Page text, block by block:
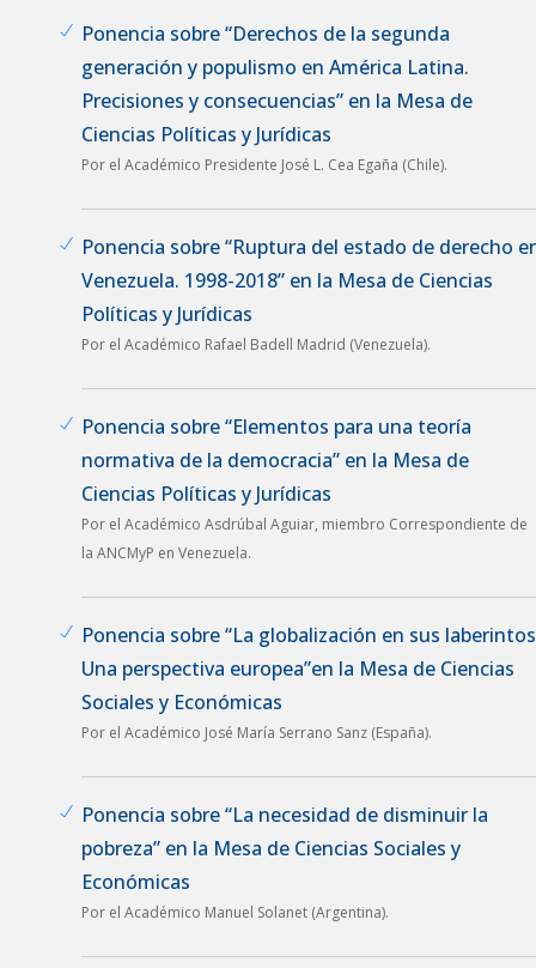
Ponencia sobre “Derechos de la segunda
generación y populismo en América Latina.
Precisiones y consecuencias” en la Mesa de
Ciencias Políticas y Jurídicas
Por el Académico Presidente José L. Cea Egaña (Chile).
Ponencia sobre “Ruptura del estado de derecho
Venezuela. 1998-2018” en la Mesa de Ciencias
Políticas y Jurídicas
Por el Académico Rafael Badell Madrid (Venezuela).
Ponencia sobre “Elementos para una teoría
normativa de la democracia” en la Mesa de
Ciencias Políticas y Jurídicas
Por el Académico Asdrúbal Aguiar, miembro Correspondiente de
la ANCMyP en Venezuela.
Ponencia sobre “La globalización en sus
Una perspectiva europea”en la Mesa de Ciencias
Sociales y Económicas
Por el Académico José María Serrano Sanz (España).
Ponencia sobre “La necesidad de disminuir la
pobreza” en la Mesa de Ciencias Sociales y
Económicas
Por el Académico Manuel Solanet (Argentina).